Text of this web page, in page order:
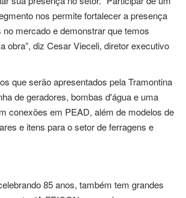
nos permite fortalecer a presença
mercado e demonstrar que temos
obra”, diz Cesar Vieceli, diretor executivo
que serão apresentados pela Tramontina
de geradores, bombas d'água e uma
conexões em PEAD, além de modelos de
e itens para o setor de ferragens e
85 anos, também tem grandes